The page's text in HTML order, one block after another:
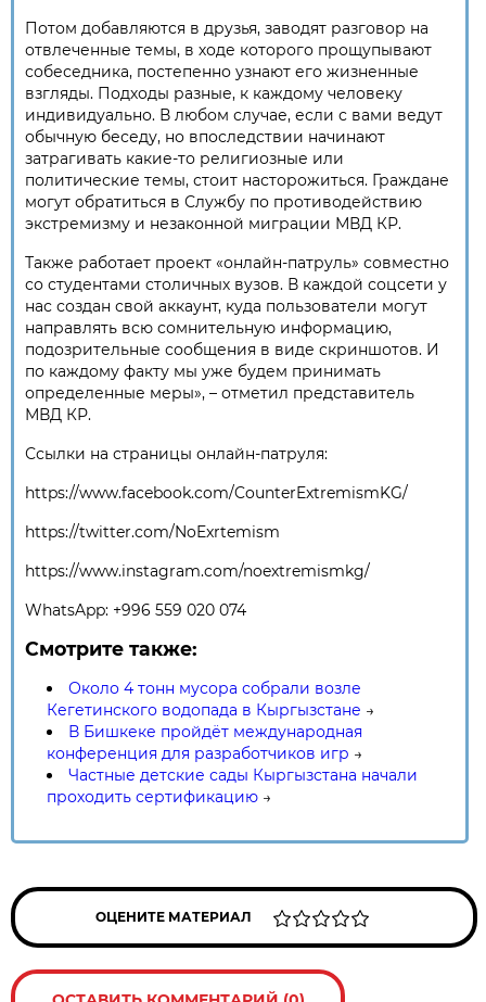
Потом добавляются в друзья, заводят разговор на
отвлеченные темы, в ходе которого прощупывают
собеседника, постепенно узнают его жизненные
взгляды. Подходы разные, к каждому человеку
индивидуально. В любом случае, если с вами ведут
обычную беседу, но впоследствии начинают
затрагивать какие-то религиозные или
политические темы, стоит насторожиться. Граждане
могут обратиться в Службу по противодействию
экстремизму и незаконной миграции МВД КР.
Также работает проект «онлайн-патруль» совместно
со студентами столичных вузов. В каждой соцсети у
нас создан свой аккаунт, куда пользователи могут
направлять всю сомнительную информацию,
подозрительные сообщения в виде скриншотов. И
по каждому факту мы уже будем принимать
определенные меры», – отметил представитель
МВД КР.
Ссылки на страницы онлайн-патруля:
https://www.facebook.com/CounterExtremismKG/
https://twitter.com/NoExrtemism
https://www.instagram.com/noextremismkg/
WhatsApp: +996 559 020 074
Смотрите также:
Около 4 тонн мусора собрали возле
Кегетинского водопада в Кыргызстане →
В Бишкеке пройдёт международная
конференция для разработчиков игр →
Частные детские сады Кыргызстана начали
проходить сертификацию →
ОЦЕНИТЕ МАТЕРИАЛ